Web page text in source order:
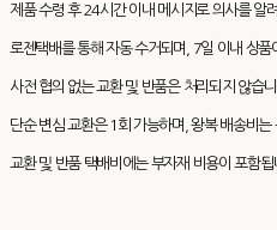
제품 수령 후 24시간 이내 메시지로 의사를 알
로젠택배를 통해 자동 수거되며, 7일 이내 상품
사전 협의 없는 교환 및 반품은 처리되지 않습니
단순 변심 교환은 1회 가능하며, 왕복 배송비는
교환 및 반품 택배비에는 부자재 비용이 포함됩